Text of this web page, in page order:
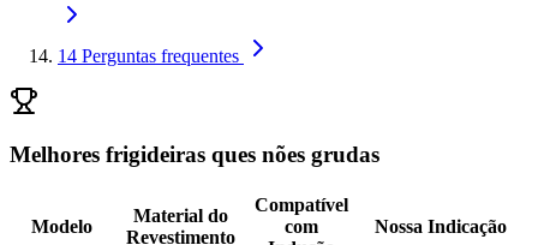
14 Perguntas frequentes
Melhores frigideiras ques nões grudas
Modelo
Material do
Revestimento
Compatível
com
Nossa Indicação